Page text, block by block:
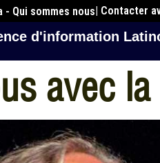
- Qui sommes nous| Contacter
d'information
avec